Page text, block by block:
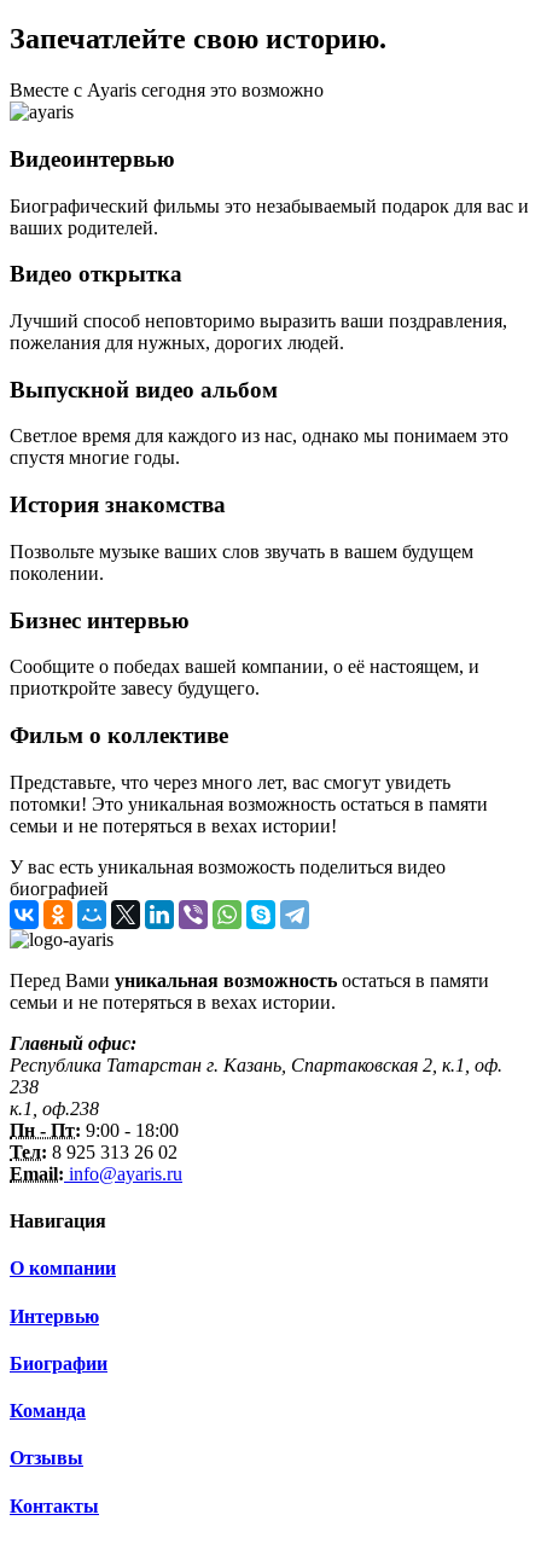
Запечатлейте свою историю.
Вместе с Ayaris сегодня это возможно
Видеоинтервью
Биографический фильмы это незабываемый подарок для вас и
ваших родителей.
Видео открытка
Лучший способ неповторимо выразить ваши поздравления,
пожелания для нужных, дорогих людей.
Выпускной видео альбом
Светлое время для каждого из нас, однако мы понимаем это
спустя многие годы.
История знакомства
Позвольте музыке ваших слов звучать в вашем будущем
поколении.
Бизнес интервью
Сообщите о победах вашей компании, о её настоящем, и
приоткройте завесу будущего.
Фильм о коллективе
Представьте, что через много лет, вас смогут увидеть
потомки! Это уникальная возможность остаться в памяти
семьи и не потеряться в вехах истории!
У вас есть уникальная возможость поделиться видео
биографией
Перед Вами уникальная возможность остаться в памяти
семьи и не потеряться в вехах истории.
Главный офис:
Республика Татарстан г. Казань, Спартаковская 2, к.1, оф.
238
к.1, оф.238
Пн - Пт: 9:00 - 18:00
Тел: 8 925 313 26 02
Email: info@ayaris.ru
Навигация
О компании
Интервью
Биографии
Команда
Отзывы
Контакты